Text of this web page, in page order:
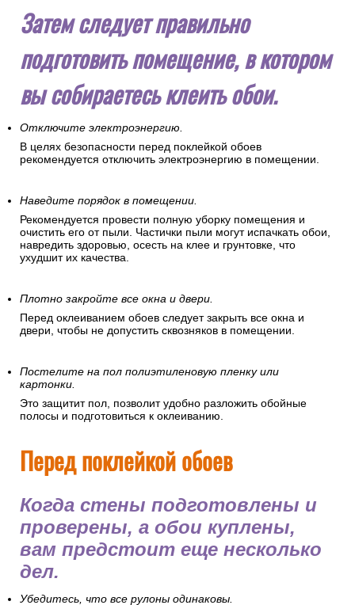
Затем следует правильно
подготовить помещение, в котором
вы собираетесь клеить обои.
Отключите электроэнергию.
В целях безопасности перед поклейкой обоев
рекомендуется отключить электроэнергию в помещении.
Наведите порядок в помещении.
Рекомендуется провести полную уборку помещения и
очистить его от пыли. Частички пыли могут испачкать обои,
навредить здоровью, осесть на клее и грунтовке, что
ухудшит их качества.
Плотно закройте все окна и двери.
Перед оклеиванием обоев следует закрыть все окна и
двери, чтобы не допустить сквозняков в помещении.
Постелите на пол полиэтиленовую пленку или
картонки.
Это защитит пол, позволит удобно разложить обойные
полосы и подготовиться к оклеиванию.
Перед поклейкой обоев
Когда стены подготовлены и
проверены, а обои куплены,
вам предстоит еще несколько
дел.
Убедитесь, что все рулоны одинаковы.